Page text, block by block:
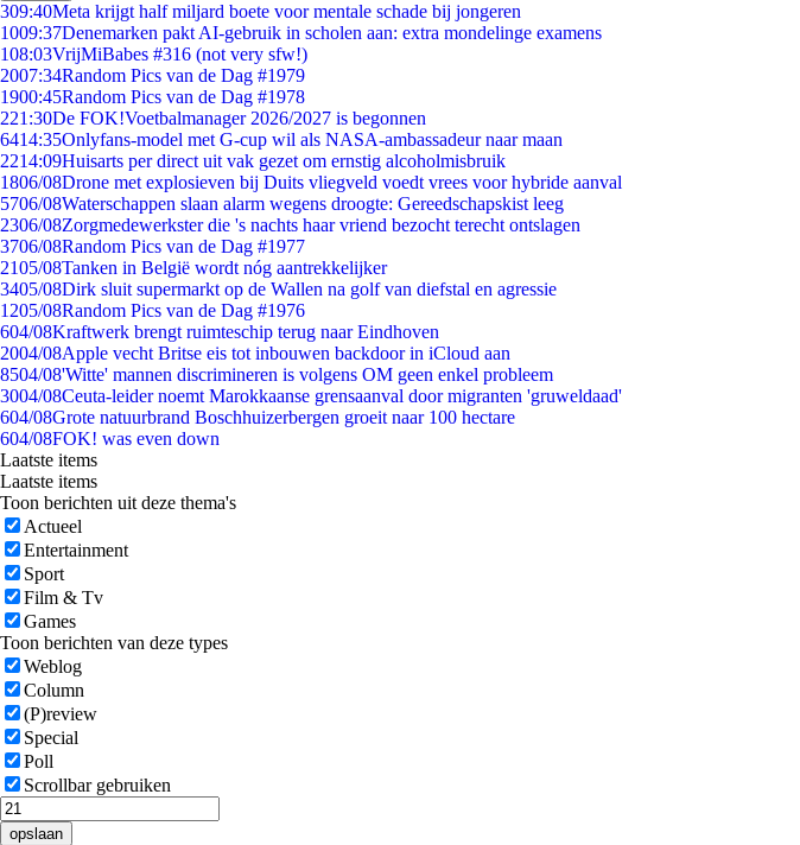
309:40Meta krijgt half miljard boete voor mentale schade bij jongeren
1009:37Denemarken pakt AI-gebruik in scholen aan: extra mondelinge examens
108:03VrijMiBabes #316 (not very sfw!)
2007:34Random Pics van de Dag #1979
1900:45Random Pics van de Dag #1978
221:30De FOK!Voetbalmanager 2026/2027 is begonnen
6414:35Onlyfans-model met G-cup wil als NASA-ambassadeur naar maan
2214:09Huisarts per direct uit vak gezet om ernstig alcoholmisbruik
1806/08Drone met explosieven bij Duits vliegveld voedt vrees voor hybride aanval
5706/08Waterschappen slaan alarm wegens droogte: Gereedschapskist leeg
2306/08Zorgmedewerkster die 's nachts haar vriend bezocht terecht ontslagen
3706/08Random Pics van de Dag #1977
2105/08Tanken in België wordt nóg aantrekkelijker
3405/08Dirk sluit supermarkt op de Wallen na golf van diefstal en agressie
1205/08Random Pics van de Dag #1976
604/08Kraftwerk brengt ruimteschip terug naar Eindhoven
2004/08Apple vecht Britse eis tot inbouwen backdoor in iCloud aan
8504/08'Witte' mannen discrimineren is volgens OM geen enkel probleem
3004/08Ceuta-leider noemt Marokkaanse grensaanval door migranten 'gruweldaad'
604/08Grote natuurbrand Boschhuizerbergen groeit naar 100 hectare
604/08FOK! was even down
Laatste items
Laatste items
Toon berichten uit deze thema's
Actueel
Entertainment
Sport
Film & Tv
Games
Toon berichten van deze types
Weblog
Column
(P)review
Special
Poll
Scrollbar gebruiken
opslaan